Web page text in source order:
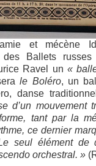
et mécène
Ballets russes
Ravel un «
le Boléro, un
danse
d’un mouvement
tant par la
ce dernier
seul élément de
orchestral. »